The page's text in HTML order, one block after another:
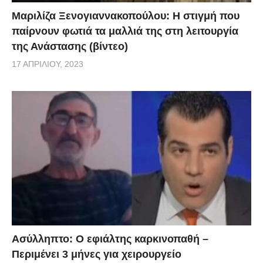
έχει αποδειχθεί ότι δημιουργεί πολύ μικρότερες
βλάβες από το αλκοόλ ή τον καπνό του τσιγάρου»,
επισήμανε στην συνέχεια ο κ. Παπανδρέου.
σε βάρος των παιδιών που μπορεί να έκαναν χρήση.
Κόστος μεγάλο για το κράτος, για την κοινωνία, για
τα παιδιά που κάνουν χρήση, κόστος λόγω και της
συντήρησης του παράνομου κυκλώματος εμπορίας
του φυτού, κυκλώματος που βέβαια εμπλέκεται και
με σειρά άλλων παράνομων δραστηριοτήτων.
Βεβαίως έχω μιλήσει από παλιά όχι μόνο για την
αυτοκαλλιέργεια. Και υπήρξαν πολλοί που με
Μαριλίζα Ξενογιαννακοπούλου: Η στιγμή που
παίρνουν φωτιά τα μαλλιά της στη λειτουργία
της Ανάστασης (βίντεο)
17 ΑΠΡΙΛΊΟΥ, 2023
Ασύλληπτο: Ο εφιάλτης καρκινοπαθή –
Περιμένει 3 μήνες για χειρουργείο